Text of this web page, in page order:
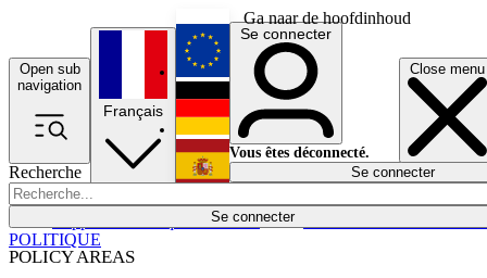
Ga naar de hoofdinhoud
Open sub
navigation
Close menu
Recherche
Se connecter
POLICY AREAS
Économie
Français
English
Deutsch
Español
Se connecter
Vous êtes déconnecté.
Se connecter
POLITIQUE